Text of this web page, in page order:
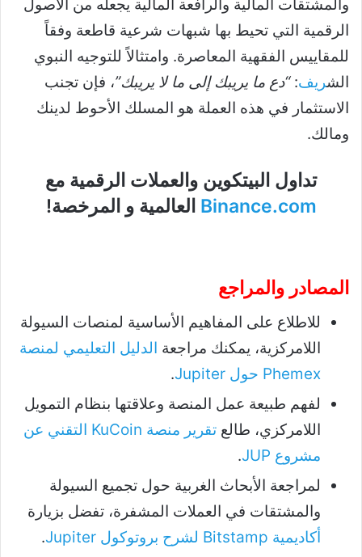
والمشتقات المالية والرافعة المالية يجعله من الأصول
الرقمية التي تحيط بها شبهات شرعية قاطعة وفقاً
للمقاييس الفقهية المعاصرة. وامتثالاً للتوجيه النبوي
الشريف:“دع ما يريبك إلى ما لا يريبك”، فإن تجنب
الاستثمار في هذه العملة هو المسلك الأحوط لدينك
ومالك.
تداول البيتكوين والعملات الرقمية مع
Binance.com العالمية و المرخصة!
المصادر والمراجع
للاطلاع على المفاهيم الأساسية لمنصات السيولة
اللامركزية، يمكنك مراجعة الدليل التعليمي لمنصة
Phemex حول Jupiter
.
لفهم طبيعة عمل المنصة وعلاقتها بنظام التمويل
اللامركزي، طالع
تقرير منصة KuCoin التقني عن
مشروع JUP
.
لمراجعة الأبحاث الغربية حول تجميع السيولة
والمشتقات في العملات المشفرة، تفضل بزيارة
أكاديمية Bitstamp لشرح بروتوكول Jupiter
.